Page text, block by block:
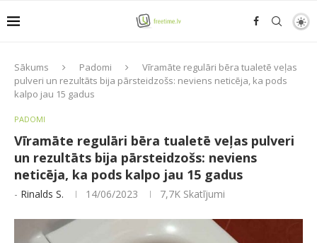
Sākums Padomi
Vīramāte regulāri bēra tualetē veļas
pulveri un rezultāts bija pārsteidzošs: neviens neticēja, ka pods
kalpo jau 15 gadus
PADOMI
Vīramāte regulāri bēra tualetē veļas pulveri
un rezultāts bija pārsteidzošs: neviens
neticēja, ka pods kalpo jau 15 gadus
- Rinalds S. 14/06/2023 7,7K Skatījumi